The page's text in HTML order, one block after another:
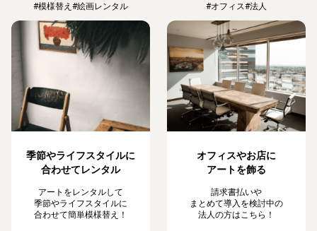
#模様替え #絵画レンタル
季節やライフスタイルに
合わせてレンタル
アートをレンタルして
季節やライフスタイルに
合わせて簡単模様替え！
#オフィス#法人
オフィスやお店に
アートを飾る
請求書払いや
まとめて導入を検討中の
法人の方はこちら！